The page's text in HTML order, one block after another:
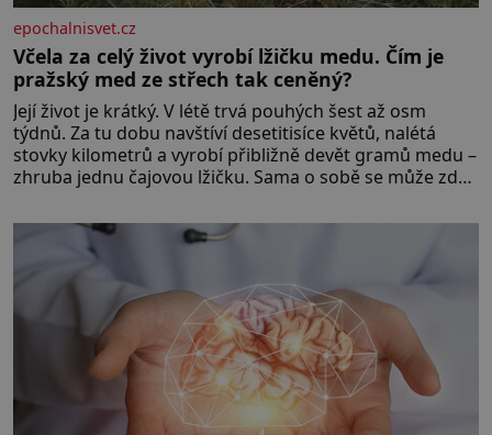
epochalnisvet.cz
Včela za celý život vyrobí lžičku medu. Čím je
pražský med ze střech tak ceněný?
Její život je krátký. V létě trvá pouhých šest až osm
týdnů. Za tu dobu navštíví desetitisíce květů, nalétá
stovky kilometrů a vyrobí přibližně devět gramů medu –
zhruba jednu čajovou lžičku. Sama o sobě se může zdát
tisíc příslušnic svého včelstva, vznikne jeden z
nejdokonalejších organismů